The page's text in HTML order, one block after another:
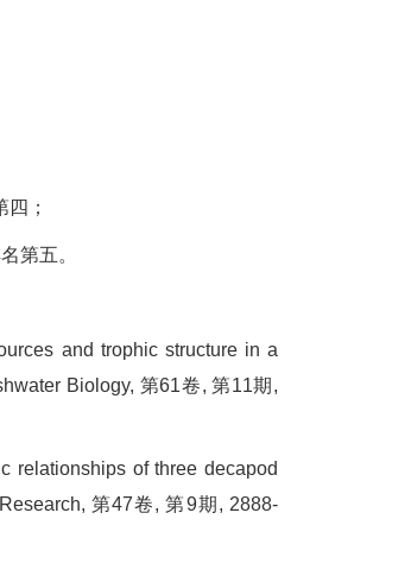
；
第五。
and trophic structure in a
Biology, 第61卷, 第11期,
of three decapod
第47卷, 第9期, 2888-